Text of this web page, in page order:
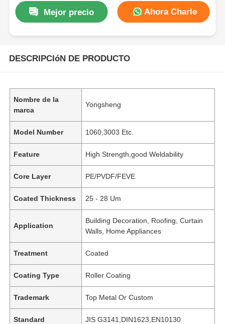
Mejor precio
Ahora Charle
DESCRIPCIóN DE PRODUCTO
Nombre de la
marca
Yongsheng
Model Number 1060,3003 Etc.
Feature High Strength,good Weldability
Core Layer PE/PVDF/FEVE
Coated Thickness 25 - 28 Um
Application
Building Decoration, Roofing, Curtain
Walls, Home Appliances
Treatment Coated
Coating Type Roller Coating
Trademark Top Metal Or Custom
Standard JIS G3141,DIN1623,EN10130